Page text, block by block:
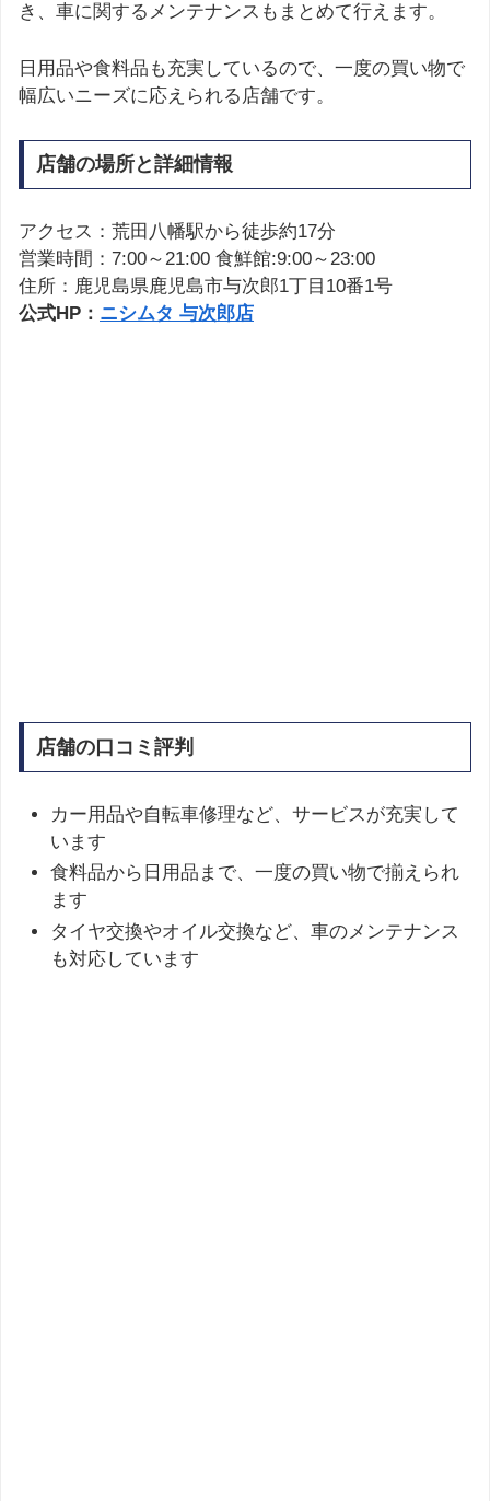
き、車に関するメンテナンスもまとめて行えます。
日用品や食料品も充実しているので、一度の買い物で
幅広いニーズに応えられる店舗です。
店舗の場所と詳細情報
アクセス：荒田八幡駅から徒歩約17分
営業時間：7:00～21:00 食鮮館:9:00～23:00
住所：鹿児島県鹿児島市与次郎1丁目10番1号
公式HP： ニシムタ 与次郎店
店舗の口コミ評判
カー用品や自転車修理など、サービスが充実して
います
食料品から日用品まで、一度の買い物で揃えられ
ます
タイヤ交換やオイル交換など、車のメンテナンス
も対応しています